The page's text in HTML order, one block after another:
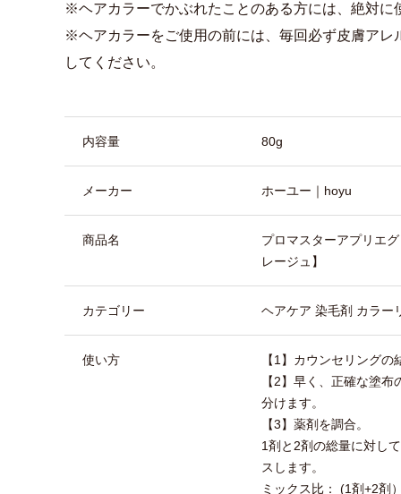
※ヘアカラーでかぶれたことのある方には、絶対に
※ヘアカラーをご使用の前には、毎回必ず皮膚アレ
してください。
内容量 80g
メーカー ホーユー｜hoyu
商品名
プロマスターアプリエ
レージュ】
カテゴリー ヘアケア 染毛剤 カラー
使い方
【1】カウンセリング
【2】早く、正確な塗
分けます。
【3】薬剤を調合。
1剤と2剤の総量に対し
スします。
ミックス比： (1剤+2剤